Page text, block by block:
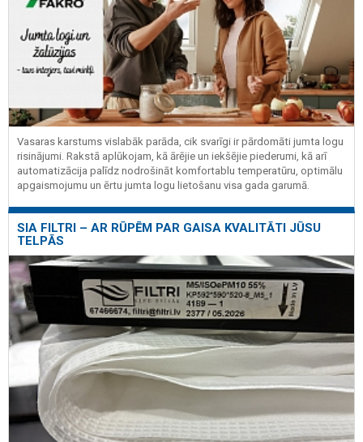
Vasaras karstums vislabāk parāda, cik svarīgi ir pārdomāti jumta logu
risinājumi. Rakstā aplūkojam, kā ārējie un iekšējie piederumi, kā arī
automatizācija palīdz nodrošināt komfortablu temperatūru, optimālu
apgaismojumu un ērtu jumta logu lietošanu visa gada garumā.
SIA FILTRI – AR RŪPĒM PAR GAISA KVALITĀTI JŪSU
TELPĀS